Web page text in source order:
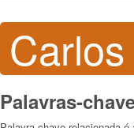
Palavras-